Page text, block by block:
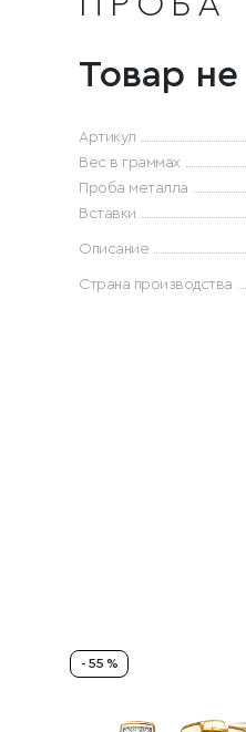
Товар
Артикул
Вес в граммах
Проба металла
Вставки
Описание
Страна производства
- 55 %